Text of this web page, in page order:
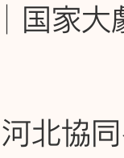
家大
北協